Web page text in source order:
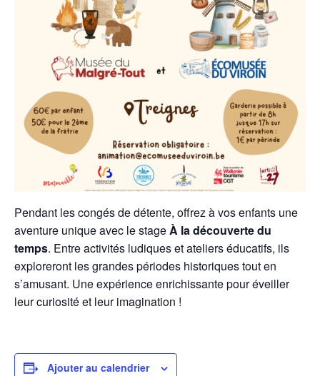
Pendant les congés de détente, offrez à vos enfants une
aventure unique avec le stageÀ la découverte du
temps. Entre activités ludiques et ateliers éducatifs, ils
exploreront les grandes périodes historiques tout en
s’amusant. Une expérience enrichissante pour éveiller
leur curiosité et leur imagination !
Ajouter au calendrier